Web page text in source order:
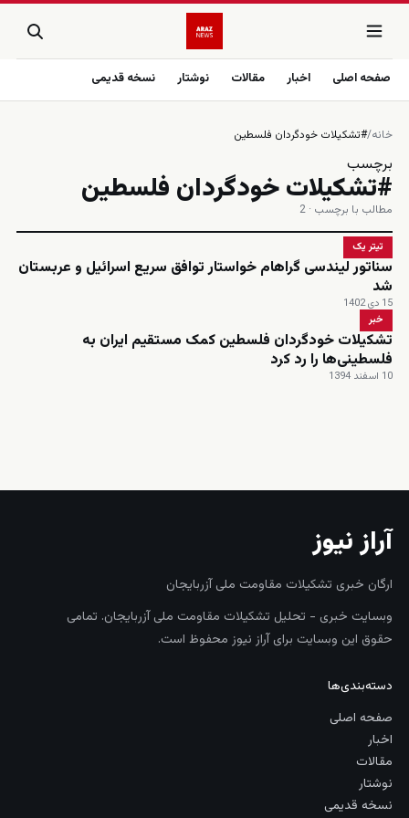
صفحه اصلی اخبار مقالات نوشتار نسخه قدیمی
خانه/#تشکیلات خودگردان فلسطین
برچسب
#تشکیلات خودگردان فلسطین
مطالب با برچسب · 2
تیتر یک
سناتور لیندسی گراهام خواستار توافق سریع اسرائیل و عربستان
شد
15 دی 1402
خبر
تشکیلات خودگردان فلسطین کمک مستقیم ایران به
فلسطینی‌ها را رد کرد
10 اسفند 1394
آراز نیوز
ارگان خبری تشکیلات مقاومت ملی آزربایجان
وبسایت خبری - تحلیل تشکیلات مقاومت ملی آزربایجان. تمامی
حقوق این وبسایت برای آراز نیوز محفوظ است.
دسته‌بندی‌ها
صفحه اصلی
اخبار
مقالات
نوشتار
نسخه قدیمی